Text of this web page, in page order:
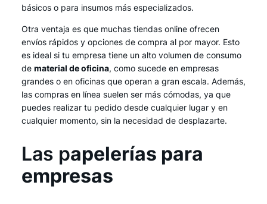
básicos o para insumos más especializados.
Otra ventaja es que muchas tiendas online ofrecen
envíos rápidos y opciones de compra al por mayor. Esto
es ideal si tu empresa tiene un alto volumen de consumo
de material de oficina, como sucede en empresas
grandes o en oficinas que operan a gran escala. Además,
las compras en línea suelen ser más cómodas, ya que
puedes realizar tu pedido desde cualquier lugar y en
cualquier momento, sin la necesidad de desplazarte.
Las papelerías para
empresas